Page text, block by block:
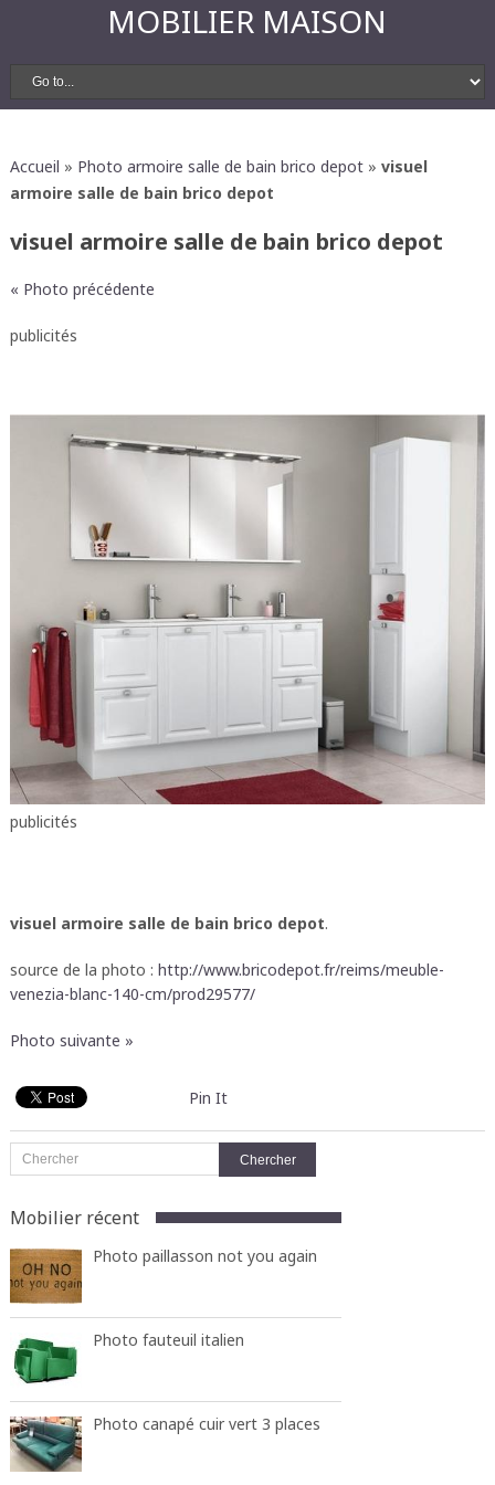
MOBILIER MAISON
Accueil » Photo armoire salle de bain brico depot» visuel
armoire salle de bain brico depot
visuel armoire salle de bain brico depot
« Photo précédente
publicités
publicités
visuel armoire salle de bain brico depot.
source de la photo : http://www.bricodepot.fr/reims/meuble-
venezia-blanc-140-cm/prod29577/
Photo suivante »
Pin It
Mobilier récent
Photo paillasson not you again
Photo fauteuil italien
Photo canapé cuir vert 3 places